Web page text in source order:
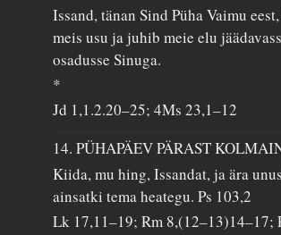
Issand, tänan Sind Püha Vaimu
meis usu ja juhib meie elu
osadusse Sinuga.
*
Jd 1,1.2.20–25; 4Ms 23,1–12
14. PÜHAPÄEV PÄRAST
Kiida, mu hing, Issandat, ja ära
ainsatki tema heategu.Ps 103,2
Lk 17,11–19; Rm 8,(12–13)14–17;